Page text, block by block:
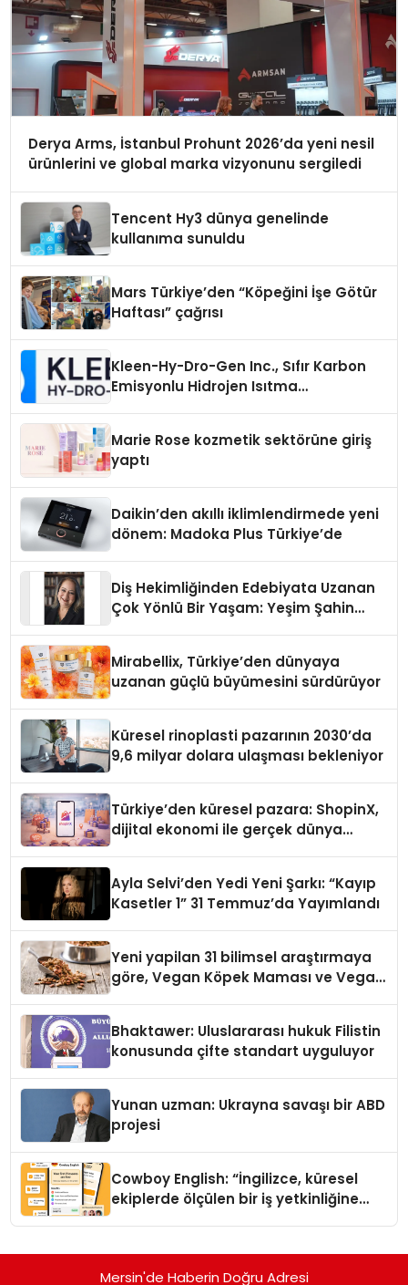
Derya Arms, İstanbul Prohunt 2026’da yeni nesil
ürünlerini ve global marka vizyonunu sergiledi
Tencent Hy3 dünya genelinde
kullanıma sunuldu
Mars Türkiye’den “Köpeğini İşe Götür
Haftası” çağrısı
Kleen-Hy-Dro-Gen Inc., Sıfır Karbon
Emisyonlu Hidrojen Isıtma
Marie Rose kozmetik sektörüne giriş
yaptı
Daikin’den akıllı iklimlendirmede yeni
dönem: Madoka Plus Türkiye’de
Diş Hekimliğinden Edebiyata Uzanan
Çok Yönlü Bir Yaşam: Yeşim Şahin
Mirabellix, Türkiye’den dünyaya
uzanan güçlü büyümesini sürdürüyor
Küresel rinoplasti pazarının 2030’da
9,6 milyar dolara ulaşması bekleniyor
Türkiye’den küresel pazara: ShopinX,
dijital ekonomi ile gerçek dünya
Ayla Selvi’den Yedi Yeni Şarkı: “Kayıp
Kasetler 1” 31 Temmuz’da Yayımlandı
Yeni yapilan 31 bilimsel araştırmaya
göre, Vegan Köpek Maması ve Vegan
Bhaktawer: Uluslararası hukuk Filistin
konusunda çifte standart uyguluyor
Yunan uzman: Ukrayna savaşı bir ABD
projesi
Cowboy English: “İngilizce, küresel
ekiplerde ölçülen bir iş yetkinliğine
Mersin'de Haberin Doğru Adresi